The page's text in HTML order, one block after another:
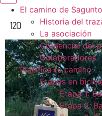
El camino de Sagunto
Historia del
La asociación
Credencial del
Colaboradores
Planifica tu camino
Etapas en
Etapa 1:
Etapa 2:
120